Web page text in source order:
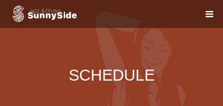
SCHEDULE